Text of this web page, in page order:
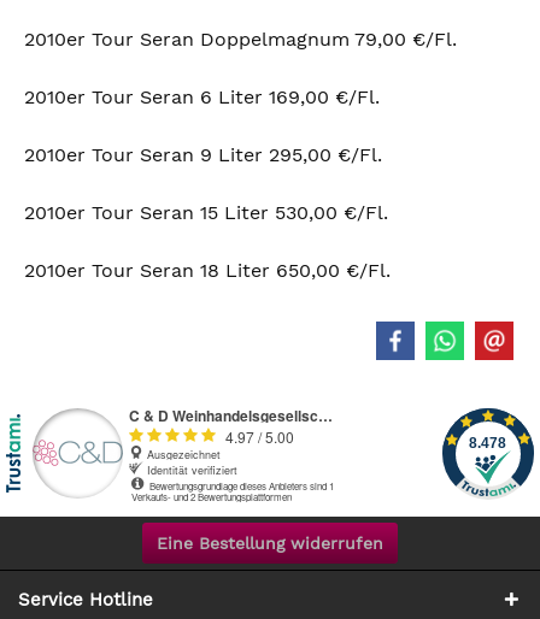
2010er Tour Seran Doppelmagnum 79,00 €/Fl.
2010er Tour Seran 6 Liter 169,00 €/Fl.
2010er Tour Seran 9 Liter 295,00 €/Fl.
2010er Tour Seran 15 Liter 530,00 €/Fl.
2010er Tour Seran 18 Liter 650,00 €/Fl.
Eine Bestellung widerrufen
Service Hotline